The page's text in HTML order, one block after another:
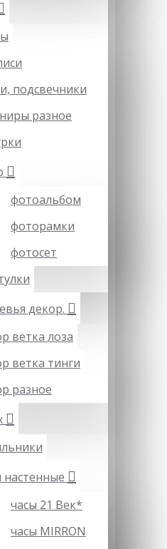
подсвечники
разное
фотоальбом
фоторамки
фотосет
декор.
ветка лоза
ветка тинги
разное
настенные
часы 21 Век*
часы MIRRON